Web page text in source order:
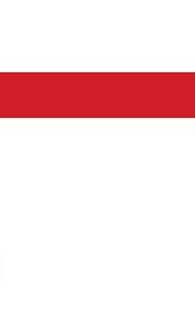
Pulau Seribu Gelar